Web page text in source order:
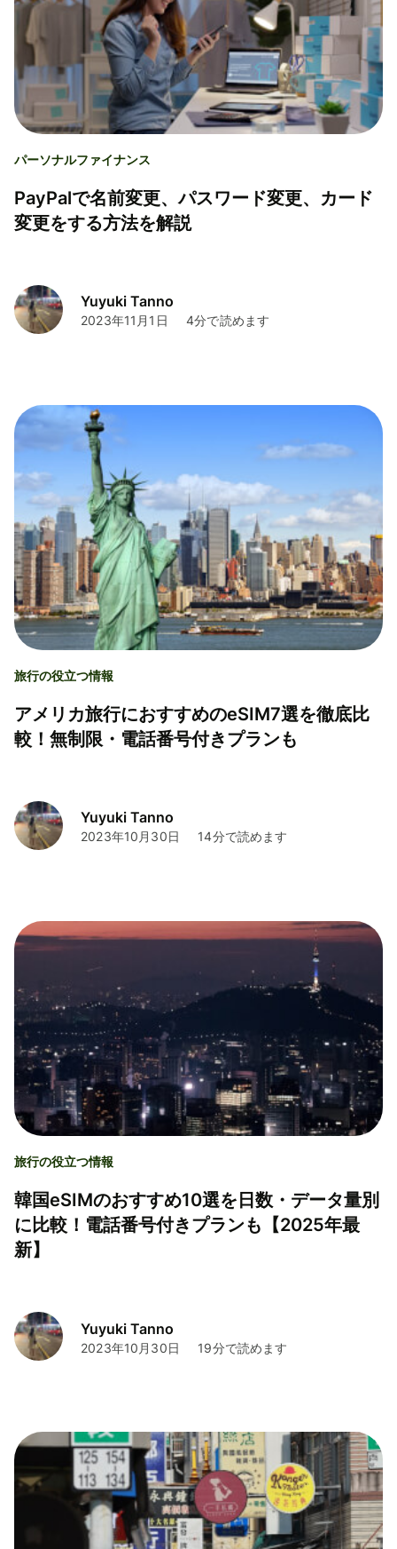
パーソナルファイナンス
PayPalで名前変更、パスワード変更、カード
変更をする方法を解説
Yuyuki Tanno
2023年11月1日 4分で読めます
旅行の役立つ情報
アメリカ旅行におすすめのeSIM7選を徹底比
較！無制限・電話番号付きプランも
Yuyuki Tanno
2023年10月30日 14分で読めます
旅行の役立つ情報
韓国eSIMのおすすめ10選を日数・データ量別
に比較！電話番号付きプランも【2025年最
新】
Yuyuki Tanno
2023年10月30日 19分で読めます